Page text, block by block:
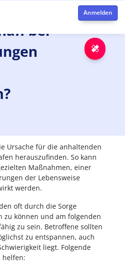
bei
Ursache für die anhaltenden
herauszufinden. So kann
Maßnahmen, einer
der Lebensweise
werden.
oft durch die Sorge
zu können und am folgenden
zu sein. Betroffene sollten
zu entspannen, auch
liegt. Folgende
helfen: